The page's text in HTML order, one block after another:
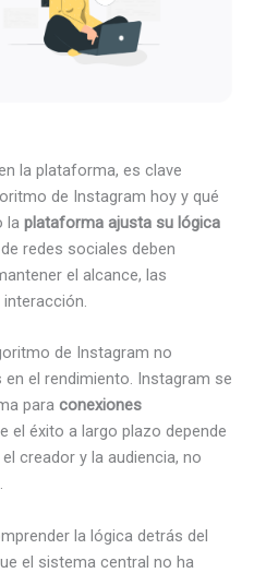
la plataforma, es clave
de Instagram hoy y qué
la plataforma ajusta su lógica
redes sociales deben
el alcance, las
de Instagram no
el rendimiento. Instagram se
para conexiones
el éxito a largo plazo depende
creador y la audiencia, no
la lógica detrás del
el sistema central no ha